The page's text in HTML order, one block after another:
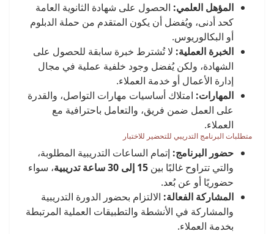
المؤهل العلمي: الحصول على شهادة الثانوية العامة
كحد أدنى، ويُفضل أن يكون المتقدم من حملة الدبلوم
أو البكالوريوس.
الخبرة العملية: لا تُشترط خبرة سابقة للحصول على
الشهادة، ولكن يُفضل وجود خلفية عملية في مجال
إدارة الأعمال أو خدمة العملاء.
المهارات: امتلاك أساسيات مهارات التواصل، والقدرة
على العمل ضمن فريق، والتعامل باحترافية مع
العملاء.
متطلبات البرنامج التدريبي للتحضير للاختبار
حضور البرنامج: إتمام الساعات التدريبية المطلوبة،
والتي تتراوح غالبًا بين 15 إلى 30 ساعة تدريبية
، سواء
حضوريًا أو عن بُعد.
المشاركة الفعالة: الالتزام بحضور الدورة التدريبية
والمشاركة في الأنشطة والتطبيقات العملية المرتبطة
بخدمة العملاء.